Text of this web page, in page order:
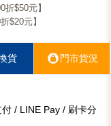
折$50元】
$20元】
貨 門市貨況
/ LINE Pay / 刷卡分